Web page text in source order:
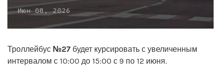
Июн 08, 2026
Троллейбус №27 будет курсировать с увеличенным
интервалом с 10:00 до 15:00 с 9 по 12 июня.